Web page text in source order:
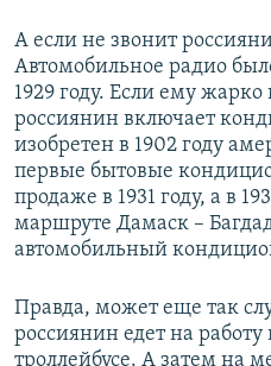
А если не звонит
Автомобильное радио
1929 году. Если ему жарко
россиянин включает
изобретен в 1902 году
первые бытовые
продаже в 1931 году, а в
маршруте Дамаск –
автомобильный
Правда, может еще так
россиянин едет на
троллейбусе. А затем на